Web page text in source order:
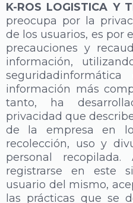
K-ROS LOGISTICA Y
preocupa por la
de los usuarios, es por
precauciones y
información,
información más
tanto, ha
privacidad que
de la empresa en
recolección, uso y
personal
registrarse en este
usuario del mismo,
las prácticas que se